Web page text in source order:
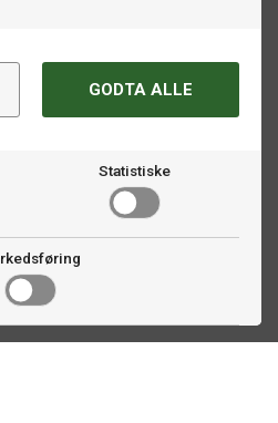
GODTA ALLE
Statistiske